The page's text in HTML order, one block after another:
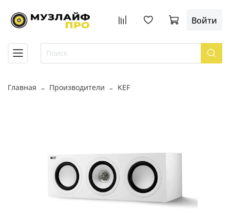
Войти
Главная Производители KEF